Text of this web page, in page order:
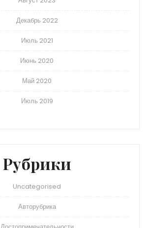
Декабрь 2022
Июль 2021
Июнь 2020
Май 2020
Июль 2019
Рубрики
Uncategorised
Авторубрика